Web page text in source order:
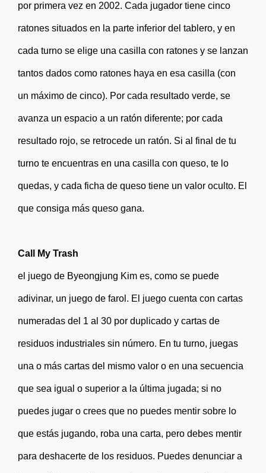
por primera vez en 2002. Cada jugador tiene cinco
ratones situados en la parte inferior del tablero, y en
cada turno se elige una casilla con ratones y se lanzan
tantos dados como ratones haya en esa casilla (con
un máximo de cinco). Por cada resultado verde, se
avanza un espacio a un ratón diferente; por cada
resultado rojo, se retrocede un ratón. Si al final de tu
turno te encuentras en una casilla con queso, te lo
quedas, y cada ficha de queso tiene un valor oculto. El
que consiga más queso gana.
Call My Trash
el juego de Byeongjung Kim es, como se puede
adivinar, un juego de farol. El juego cuenta con cartas
numeradas del 1 al 30 por duplicado y cartas de
residuos industriales sin número. En tu turno, juegas
una o más cartas del mismo valor o en una secuencia
que sea igual o superior a la última jugada; si no
puedes jugar o crees que no puedes mentir sobre lo
que estás jugando, roba una carta, pero debes mentir
para deshacerte de los residuos. Puedes denunciar a